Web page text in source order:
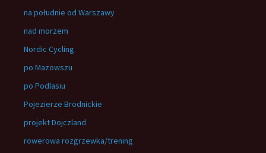
na południe od Warszawy
nad morzem
Nordic Cycling
po Mazowszu
po Podlasiu
Pojezierze Brodnickie
projekt Dojczland
rowerowa rozgrzewka/trening